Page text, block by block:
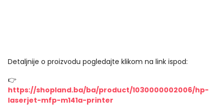
Detaljnije o proizvodu pogledajte klikom na link ispod:
👉
https://shopland.ba/ba/product/1030000002006/hp-
laserjet-mfp-m141a-printer